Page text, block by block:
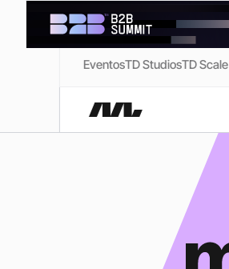
EventosTD StudiosTD Scale